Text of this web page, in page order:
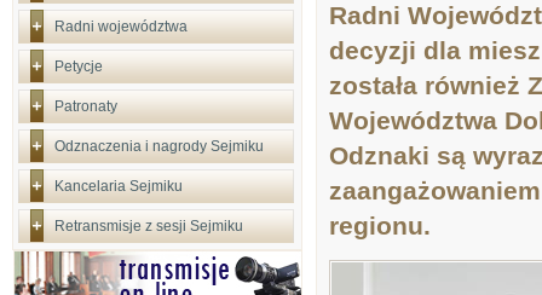
Radni województwa
Petycje
Patronaty
Odznaczenia i nagrody Sejmiku
Kancelaria Sejmiku
Retransmisje z sesji Sejmiku
Radni
decyzji dla
została również
Województwa
Odznaki są
regionu.